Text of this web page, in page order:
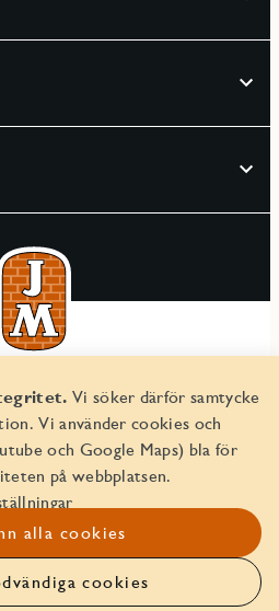
Vi söker därför samtycke
Vi använder cookies och
och Google Maps) bla för
på webbplatsen.
alla cookies
cookies
AB 2026
556045-2103